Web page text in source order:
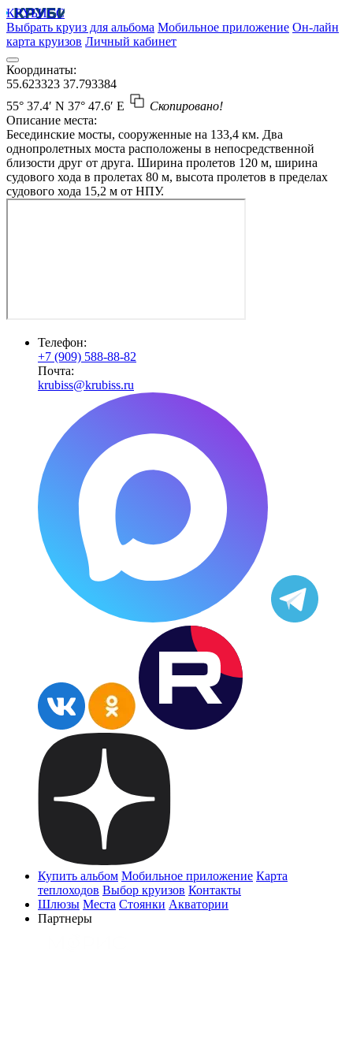
КРУБИСС
Выбрать круиз для альбома Мобильное приложение Он-лайн
карта круизов Личный кабинет
Координаты:
55.623323 37.793384
55° 37.4′ N 37° 47.6′ E
Скопировано!
Описание места:
Бесединские мосты, сооруженные на 133,4 км. Два
однопролетных моста расположены в непосредственной
близости друг от друга. Ширина пролетов 120 м, ширина
судового хода в пролетах 80 м, высота пролетов в пределах
судового хода 15,2 м от НПУ.
Телефон:
+7 (909) 588-88-82
Почта:
krubiss@krubiss.ru
Купить альбом Мобильное приложение Карта
теплоходов Выбор круизов Контакты
Шлюзы Места Стоянки Акватории
Партнеры